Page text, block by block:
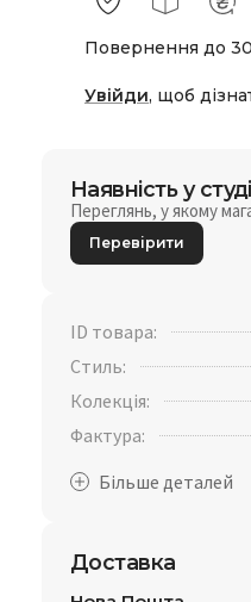
Повернення до
Увійди, щоб
Наявність у
Переглянь, у якому
Перевірити
ID товара:
Стиль:
Колекція:
Фактура:
Доставка